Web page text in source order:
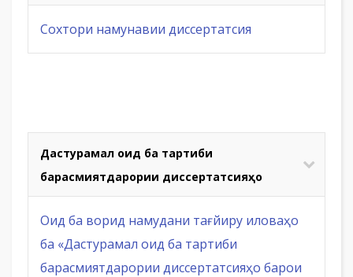
Сохтори намунавии диссертатсия
Дастурамал оид ба тартиби
барасмиятдарории диссертатсияҳо
Оид ба ворид намудани тағйиру иловаҳо
ба «Дастурамал оид ба тартиби
барасмиятдарории диссертатсияҳо барои